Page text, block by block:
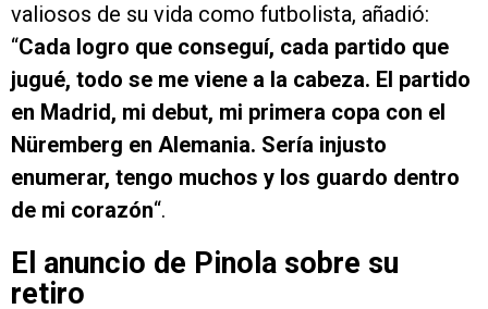
valiosos de su vida como futbolista, añadió:
“Cada logro que conseguí, cada partido que
jugué, todo se me viene a la cabeza. El partido
en Madrid, mi debut, mi primera copa con el
Nüremberg en Alemania. Sería injusto
enumerar, tengo muchos y los guardo dentro
de mi corazón“.
El anuncio de Pinola sobre su
retiro